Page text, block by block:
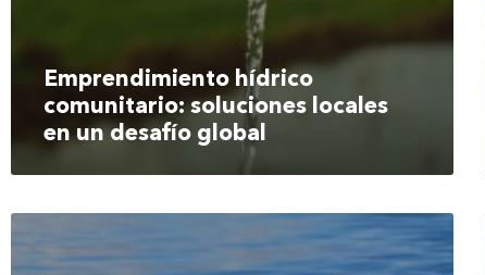
Emprendimiento hídrico
comunitario: soluciones locales
en un desafío global